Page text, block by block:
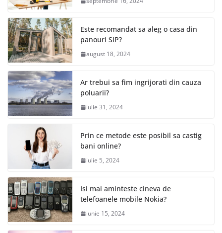
Este recomandat sa aleg o casa din
panouri SIP?
august 18, 2024
Ar trebui sa fim ingrijorati din cauza
poluarii?
iulie 31, 2024
Prin ce metode este posibil sa castig
bani online?
iulie 5, 2024
Isi mai aminteste cineva de
telefoanele mobile Nokia?
iunie 15, 2024